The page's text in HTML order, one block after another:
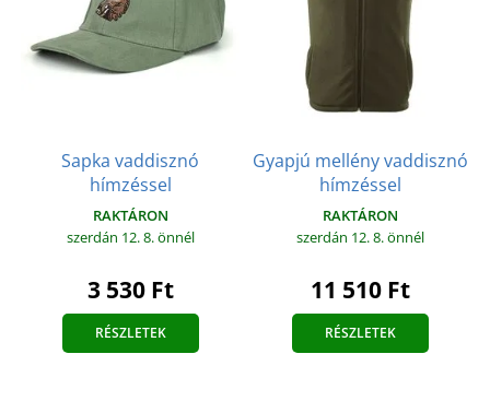
Sapka vaddisznó
hímzéssel
RAKTÁRON
szerdán 12. 8.önnél
3 530 Ft
RÉSZLETEK
Gyapjú mellény vaddisznó
hímzéssel
RAKTÁRON
szerdán 12. 8.önnél
11 510 Ft
RÉSZLETEK